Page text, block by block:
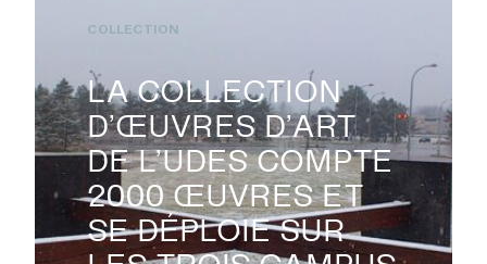
EXPOSITIONS
PUBLICATIONS
COLLECTION
LA COLLECTION
D’ŒUVRES D’ART
DE L’UDES COMPTE
2000 ŒUVRES ET
SE DÉPLOIE SUR
COLLECTION